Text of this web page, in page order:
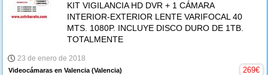
KIT VIGILANCIA HD DVR + 1 CÁMARA
INTERIOR-EXTERIOR LENTE VARIFOCAL 40
MTS. 1080P. INCLUYE DISCO DURO DE 1TB.
TOTALMENTE
23 de enero de 2018
Videocámaras en Valencia (Valencia) 269€